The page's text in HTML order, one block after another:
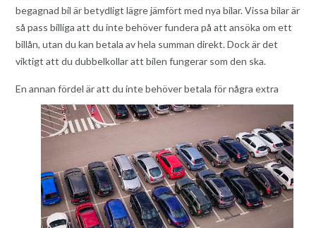
begagnad bil är betydligt lägre jämfört med nya bilar. Vissa bilar är
så pass billiga att du inte behöver fundera på att ansöka om ett
billån, utan du kan betala av hela summan direkt. Dock är det
viktigt att du dubbelkollar att bilen fungerar som den ska.
En annan fördel är att du inte behöver betala för några extra